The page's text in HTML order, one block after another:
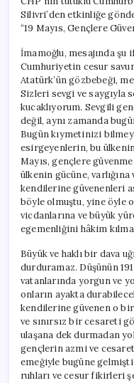
Silivri’den etkinliğe
“19 Mayıs, Gençlere
İmamoğlu, mesajında şu
Cumhuriyetin cesur
Atatürk’ün gözbebeği,
Sizleri sevgi ve saygıyla
kucaklıyorum. Sevgili
değil, aynı zamanda
Bugün kıymetinizi
esirgeyenlerin, bu
Mayıs, gençlere
ülkenin gücüne,
kendilerine güvenenleri
böyle olmuştu, yine öyle
vicdanlarına ve büyük
egemenliğini hâkim
Büyük ve haklı bir dava
durduramaz. Düşünün
vatanlarında yorgun ve
onların ayakta
kendilerine güvenen o
ve sınırsız bir cesareti
ulaşana dek durmadan
gençlerin azmi ve
emeğiyle bugüne
ruhları ve cesur fikirleri